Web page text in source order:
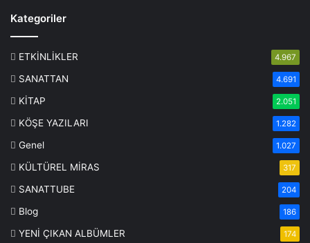
Kategoriler
ETKİNLİKLER 4.967
SANATTAN 4.691
KİTAP 2.051
KÖŞE YAZILARI 1.282
Genel 1.027
KÜLTÜREL MİRAS 317
SANATTUBE 204
Blog 186
YENİ ÇIKAN ALBÜMLER 174